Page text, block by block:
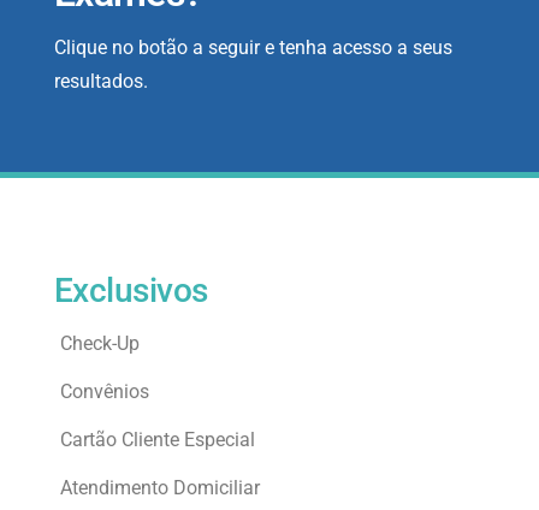
Clique no botão a seguir e tenha acesso a seus
resultados.
Exclusivos
Check-Up
Convênios
Cartão Cliente Especial
Atendimento Domiciliar